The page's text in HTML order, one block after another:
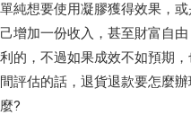
純想要使用凝膠獲得效果，
增加一份收入，甚至財富自
的，不過如果成效不如預期
評估的話，退貨退款要怎麼
?